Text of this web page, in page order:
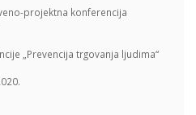
projektna konferencija
„Prevencija trgovanja ljudima“